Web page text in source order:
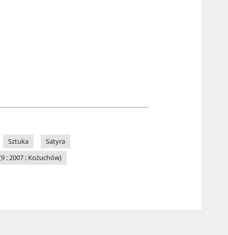
Sztuka
Satyra
; 2007 ; Kożuchów)